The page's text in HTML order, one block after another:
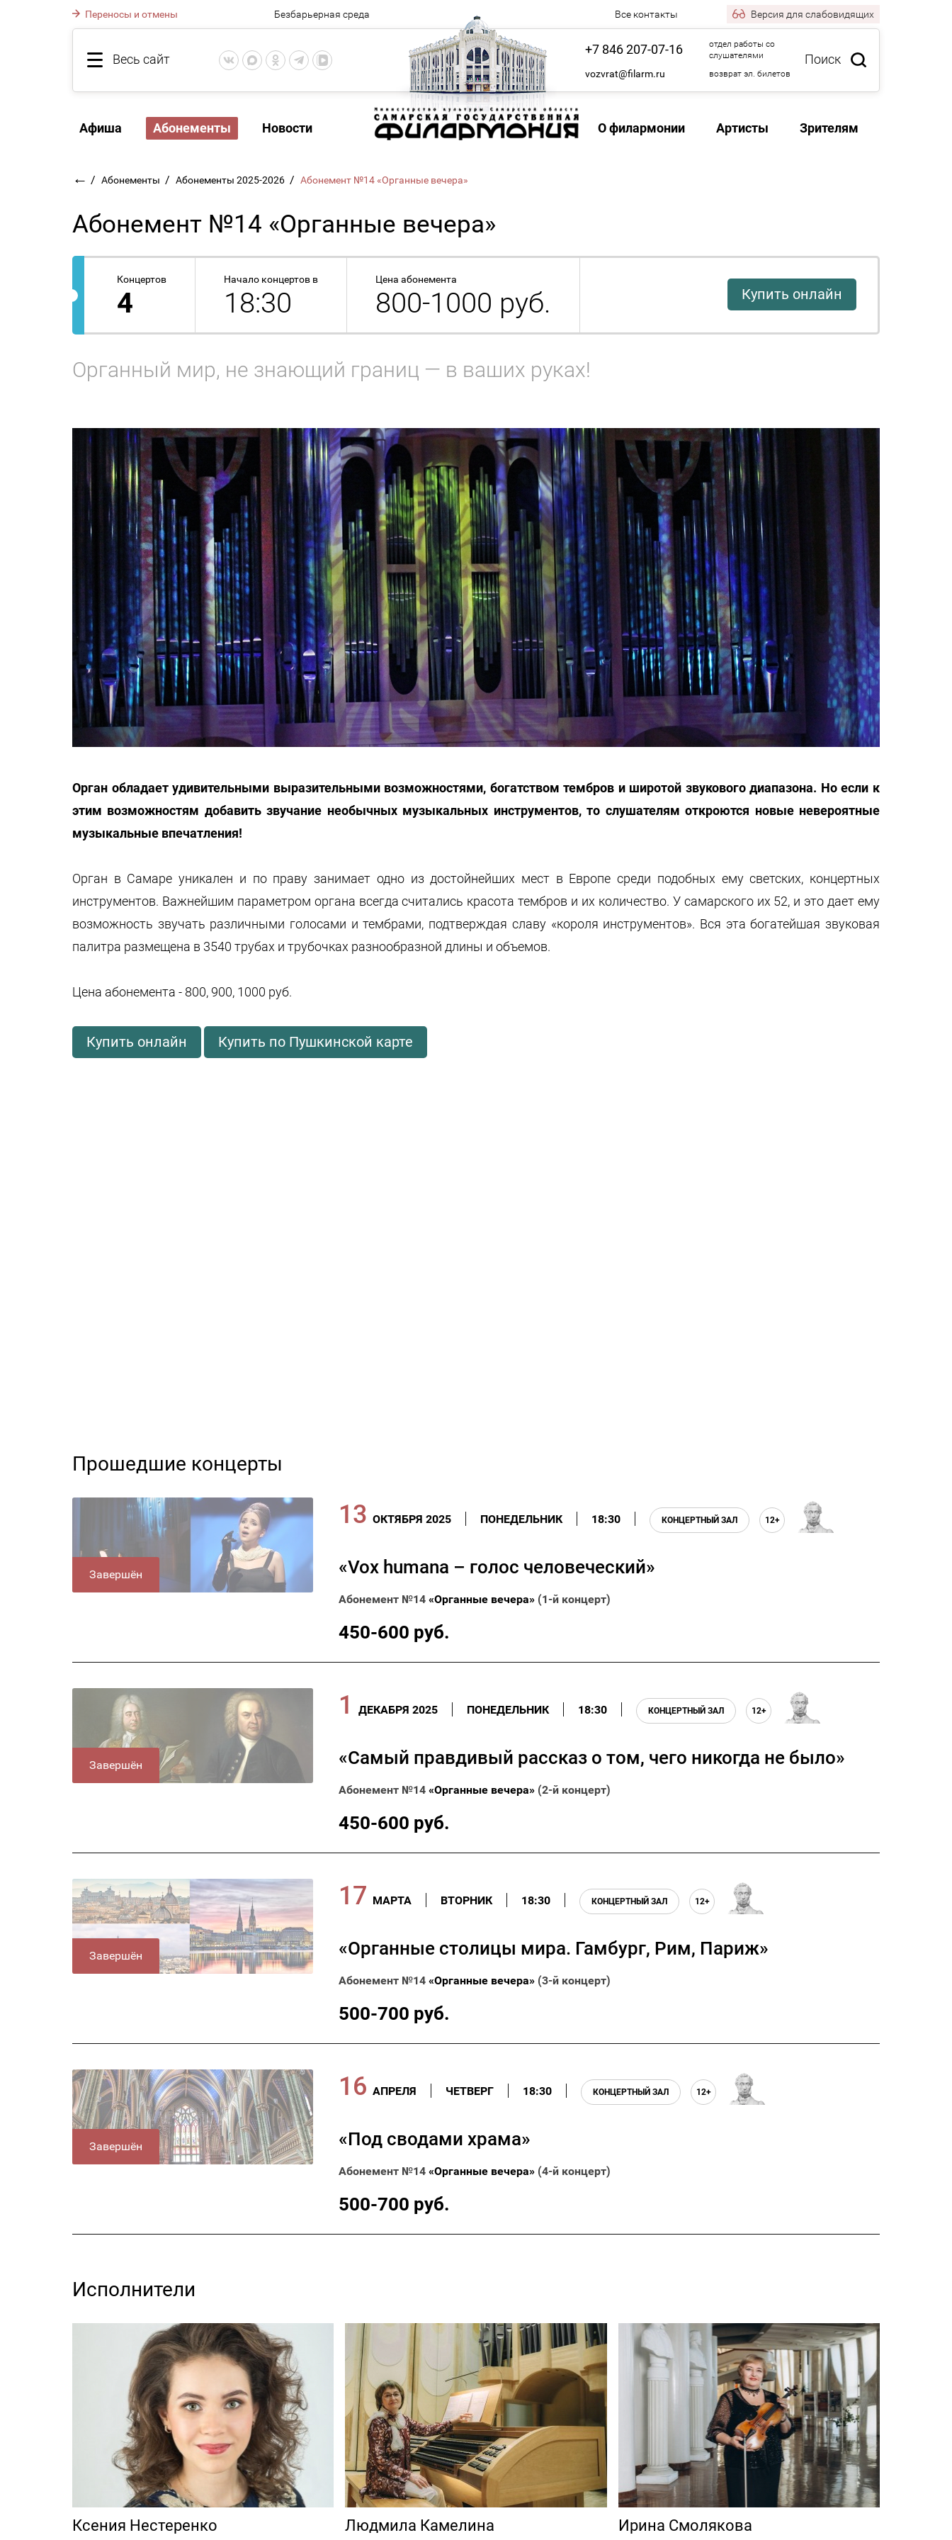
Переносы и отмены Безбарьерная среда Все контакты Версия для слабовидящих
Весь сайт Поиск
+7 846 207-07-16
отдел работы со
слушателями
vozvrat@filarm.ru возврат эл. билетов
Афиша Абонементы Новости О филармонии Артисты Зрителям
← / Абонементы / Абонементы 2025-2026 / Абонемент №14 «Органные вечера»
Абонемент №14 «Органные вечера»
Концертов
4
Начало концертов в
18:30
Цена абонемента
800-1000 руб. Купить онлайн
Органный мир, не знающий границ — в ваших руках!
Орган обладает удивительными выразительными возможностями, богатством тембров и широтой звукового диапазона. Но если к
этим возможностям добавить звучание необычных музыкальных инструментов, то слушателям откроются новые невероятные
музыкальные впечатления!
Орган в Самаре уникален и по праву занимает одно из достойнейших мест в Европе среди подобных ему светских, концертных
инструментов. Важнейшим параметром органа всегда считались красота тембров и их количество. У самарского их 52, и это дает ему
возможность звучать различными голосами и тембрами, подтверждая славу «короля инструментов». Вся эта богатейшая звуковая
палитра размещена в 3540 трубах и трубочках разнообразной длины и объемов.
Цена абонемента - 800, 900, 1000 руб.
Купить онлайн Купить по Пушкинской карте
Прошедшие концерты
Завершён
13 ОКТЯБРЯ 2025 ПОНЕДЕЛЬНИК 18:30 КОНЦЕРТНЫЙ ЗАЛ 12+
«Vox humana – голос человеческий»
Абонемент №14 «Органные вечера» (1-й концерт)
450-600 руб.
Завершён
1 ДЕКАБРЯ 2025 ПОНЕДЕЛЬНИК 18:30 КОНЦЕРТНЫЙ ЗАЛ 12+
«Самый правдивый рассказ о том, чего никогда не было»
Абонемент №14 «Органные вечера» (2-й концерт)
450-600 руб.
Завершён
17 МАРТА ВТОРНИК 18:30 КОНЦЕРТНЫЙ ЗАЛ 12+
«Органные столицы мира. Гамбург, Рим, Париж»
Абонемент №14 «Органные вечера» (3-й концерт)
500-700 руб.
Завершён
16 АПРЕЛЯ ЧЕТВЕРГ 18:30 КОНЦЕРТНЫЙ ЗАЛ 12+
«Под сводами храма»
Абонемент №14 «Органные вечера» (4-й концерт)
500-700 руб.
Исполнители
Ксения Нестеренко Людмила Камелина Ирина Смолякова